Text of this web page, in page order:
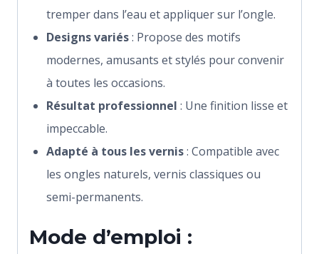
tremper dans l’eau et appliquer sur l’ongle.
Designs variés: Propose des motifs
modernes, amusants et stylés pour convenir
à toutes les occasions.
Résultat professionnel : Une finition lisse et
impeccable.
Adapté à tous les vernis: Compatible avec
les ongles naturels, vernis classiques ou
semi-permanents.
Mode d’emploi :